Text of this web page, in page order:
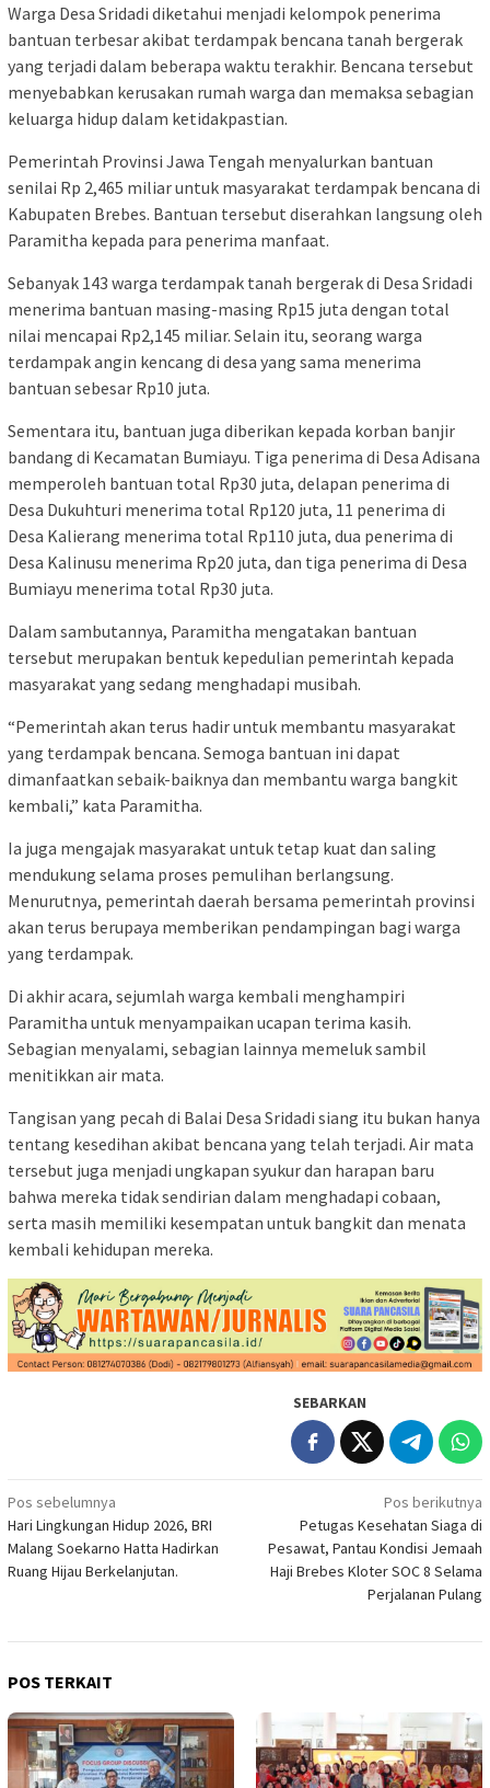
Warga Desa Sridadi diketahui menjadi kelompok penerima
bantuan terbesar akibat terdampak bencana tanah bergerak
yang terjadi dalam beberapa waktu terakhir. Bencana tersebut
menyebabkan kerusakan rumah warga dan memaksa sebagian
keluarga hidup dalam ketidakpastian.
Pemerintah Provinsi Jawa Tengah menyalurkan bantuan
senilai Rp 2,465 miliar untuk masyarakat terdampak bencana di
Kabupaten Brebes. Bantuan tersebut diserahkan langsung oleh
Paramitha kepada para penerima manfaat.
Sebanyak 143 warga terdampak tanah bergerak di Desa Sridadi
menerima bantuan masing-masing Rp15 juta dengan total
nilai mencapai Rp2,145 miliar. Selain itu, seorang warga
terdampak angin kencang di desa yang sama menerima
bantuan sebesar Rp10 juta.
Sementara itu, bantuan juga diberikan kepada korban banjir
bandang di Kecamatan Bumiayu. Tiga penerima di Desa Adisana
memperoleh bantuan total Rp30 juta, delapan penerima di
Desa Dukuhturi menerima total Rp120 juta, 11 penerima di
Desa Kalierang menerima total Rp110 juta, dua penerima di
Desa Kalinusu menerima Rp20 juta, dan tiga penerima di Desa
Bumiayu menerima total Rp30 juta.
Dalam sambutannya, Paramitha mengatakan bantuan
tersebut merupakan bentuk kepedulian pemerintah kepada
masyarakat yang sedang menghadapi musibah.
“Pemerintah akan terus hadir untuk membantu masyarakat
yang terdampak bencana. Semoga bantuan ini dapat
dimanfaatkan sebaik-baiknya dan membantu warga bangkit
kembali,” kata Paramitha.
Ia juga mengajak masyarakat untuk tetap kuat dan saling
mendukung selama proses pemulihan berlangsung.
Menurutnya, pemerintah daerah bersama pemerintah provinsi
akan terus berupaya memberikan pendampingan bagi warga
yang terdampak.
Di akhir acara, sejumlah warga kembali menghampiri
Paramitha untuk menyampaikan ucapan terima kasih.
Sebagian menyalami, sebagian lainnya memeluk sambil
menitikkan air mata.
Tangisan yang pecah di Balai Desa Sridadi siang itu bukan hanya
tentang kesedihan akibat bencana yang telah terjadi. Air mata
tersebut juga menjadi ungkapan syukur dan harapan baru
bahwa mereka tidak sendirian dalam menghadapi cobaan,
serta masih memiliki kesempatan untuk bangkit dan menata
kembali kehidupan mereka.
SEBARKAN
Navigasi
pos
Pos sebelumnya
Hari Lingkungan Hidup 2026, BRI
Malang Soekarno Hatta Hadirkan
Ruang Hijau Berkelanjutan.
Pos berikutnya
Petugas Kesehatan Siaga di
Pesawat, Pantau Kondisi Jemaah
Haji Brebes Kloter SOC 8 Selama
Perjalanan Pulang
POS TERKAIT